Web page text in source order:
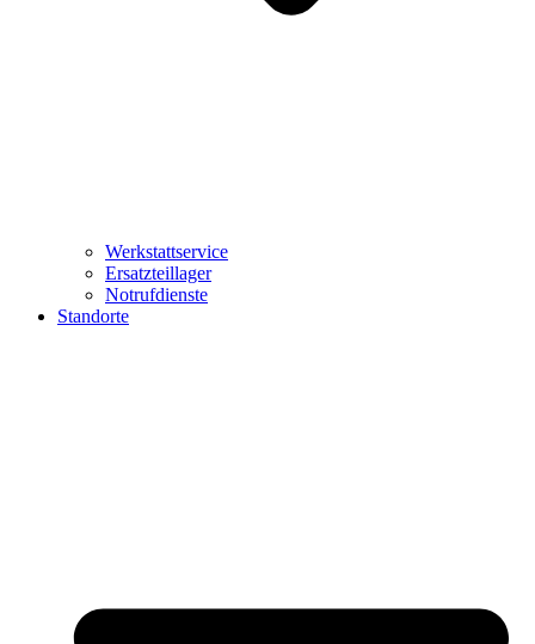
Werkstattservice
Ersatzteillager
Notrufdienste
Standorte